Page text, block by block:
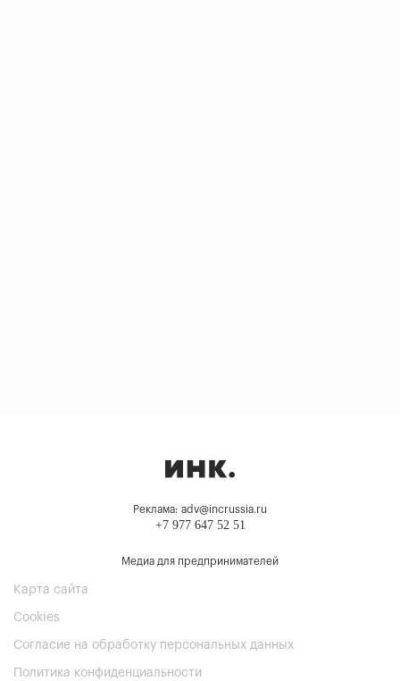
Реклама: adv@incrussia.ru
+7 977 647 52 51
Медиа для предпринимателей
Карта сайта
Cookies
Согласие на обработку персональных данных
Политика конфиденциальности